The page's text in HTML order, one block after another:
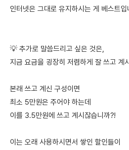
인터넷은 그대로 유지하시는 게 베스트입
💡 추가로 말씀드리고 싶은 것은,
지금 요금을 굉장히 저렴하게 잘 쓰고 계
본래 쓰고 계신 구성이면
최소 5만원은 주어야 하는데
이를 3.5만원에 쓰고 계시잖습니까?!
이는 오래 사용하시면서 쌓인 할인들이